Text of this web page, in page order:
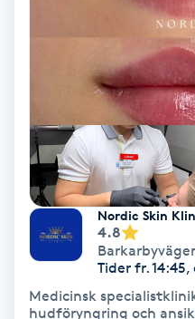
Nagelförlängning akryl
Nagelförlängning gelé
Nagelförlängning glasfiber
Nagelförlängning silke
Nagelförstärkning
Nordic Skin
4.8
Tider fr. 14:45,
Medicinsk
hudföryngring och